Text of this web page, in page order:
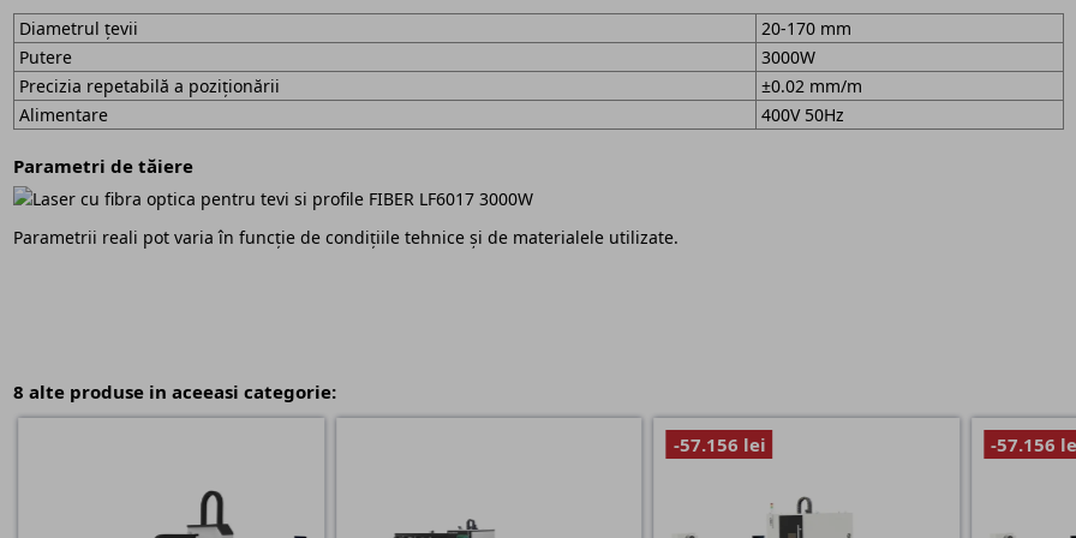
Diametrul țevii
20-170 mm
Putere
3000W
Precizia repetabilă a poziționării
±0.02 mm/m
Alimentare
400V 50Hz
Parametri de tăiere
Parametrii reali pot varia în funcție de condițiile tehnice și de materialele utilizate.
8 alte produse in aceeasi categorie:
-57.156 lei -57.156